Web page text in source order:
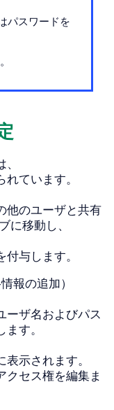
パスワードを
ています。
他のユーザと共有
に移動し、
与します。
報の追加）
ーザ名およびパス
す。
示されます。
クセス権を編集ま